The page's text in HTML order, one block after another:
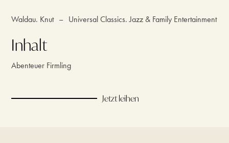
Waldau. Knut – Universal Classics. Jazz & Family Entertainment
Inhalt
Abenteuer Firmling
Jetzt leihen